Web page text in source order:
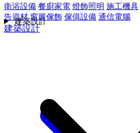
衛浴設備 餐廚家電 燈飾照明 施工機具
告資材 窗簾傢飾 傢俱設備 通信電腦
建築設計
建築設計